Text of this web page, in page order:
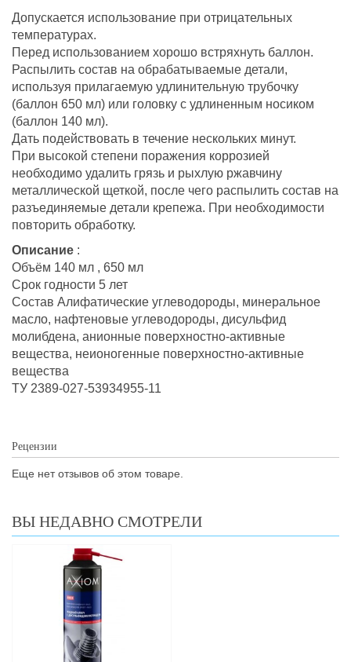
Допускается использование при отрицательных
температурах.
Перед использованием хорошо встряхнуть баллон.
Распылить состав на обрабатываемые детали,
используя прилагаемую удлинительную трубочку
(баллон 650 мл) или головку с удлиненным носиком
(баллон 140 мл).
Дать подействовать в течение нескольких минут.
При высокой степени поражения коррозией
необходимо удалить грязь и рыхлую ржавчину
металлической щеткой, после чего распылить состав на
разъединяемые детали крепежа. При необходимости
повторить обработку.
Описание :
Объём 140 мл , 650 мл
Срок годности 5 лет
Состав Алифатические углеводороды, минеральное
масло, нафтеновые углеводороды, дисульфид
молибдена, анионные поверхностно-активные
вещества, неионогенные поверхностно-активные
вещества
ТУ 2389-027-53934955-11
Рецензии
Еще нет отзывов об этом товаре.
ВЫ НЕДАВНО СМОТРЕЛИ